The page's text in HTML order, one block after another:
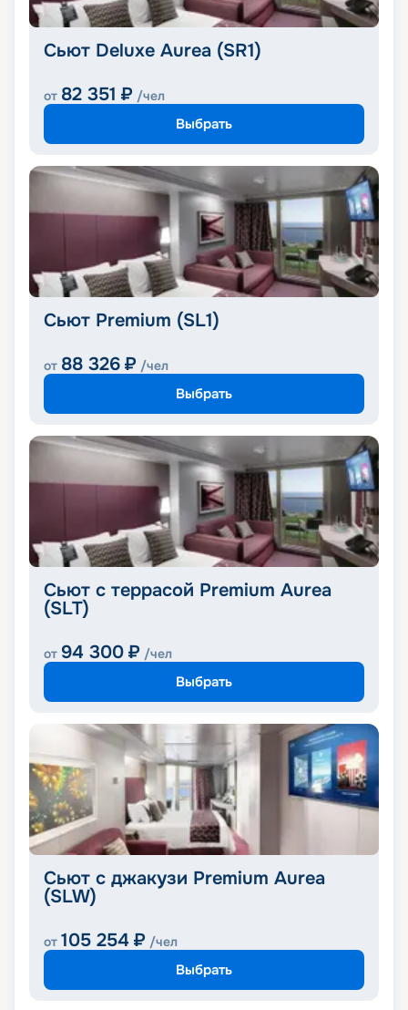
Сьют Deluxe Aurea (SR1)
от 82 351 ₽ /чел
Выбрать
Сьют Premium (SL1)
от 88 326 ₽ /чел
Выбрать
Сьют с террасой Premium Aurea
(SLT)
от 94 300 ₽ /чел
Выбрать
Сьют с джакузи Premium Aurea
(SLW)
от 105 254 ₽ /чел
Выбрать